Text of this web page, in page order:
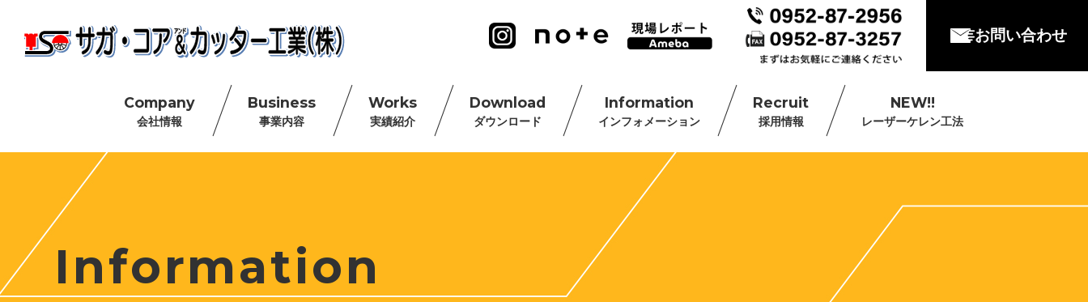
お問い合わせ
Company
会社情報
Business
事業内容
Works
実績紹介
Download
ダウンロード
Information
インフォメーション
Recruit
採用情報
NEW!!
レーザーケレン工法
Information